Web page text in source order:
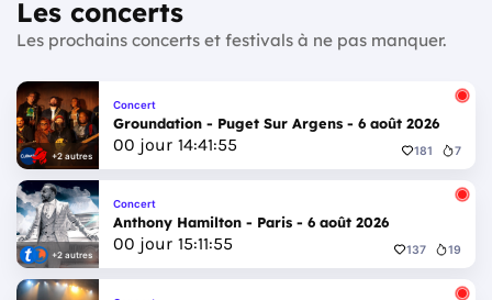
Les concerts
Les prochains concerts et festivals à ne pas manquer.
+2 autres
Concert
Groundation - Puget Sur Argens - 6 août 2026
00 jour 14:41:52 181 7
+2 autres
Concert
Anthony Hamilton - Paris - 6 août 2026
00 jour 15:11:52 137 19